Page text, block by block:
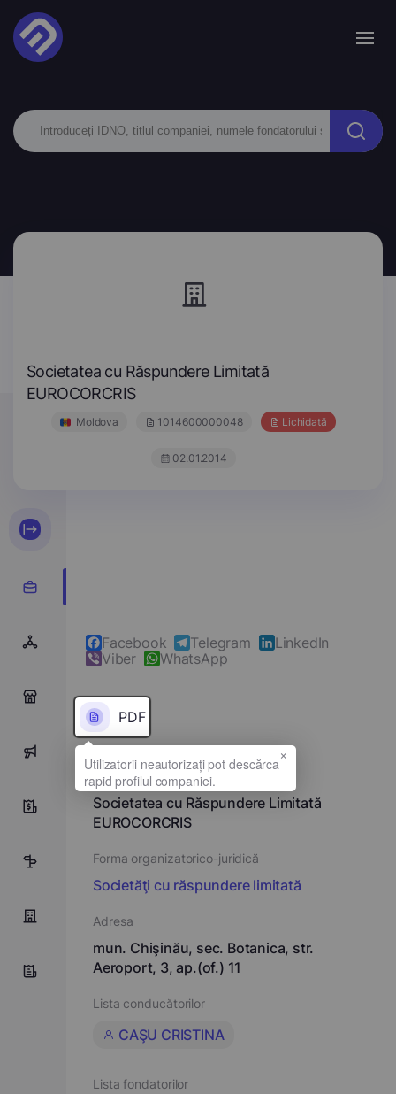
Societatea cu Răspundere Limitată
EUROCORCRIS
Moldova 1014600000048 Lichidată
02.01.2014
3
6
Facebook Telegram
LinkedIn
Viber
WhatsApp
PDF
Denumirea completă
Societatea cu Răspundere Limitată
EUROCORCRIS
Forma organizatorico-juridică
Societăţi cu răspundere limitată
Adresa
mun. Chişinău, sec. Botanica, str.
Aeroport, 3, ap.(of.) 11
Lista conducătorilor
CAŞU CRISTINA
Lista fondatorilor
×